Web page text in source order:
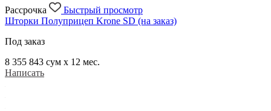
Рассрочка
Быстрый просмотр
Шторки Полуприцеп Krone SD (на заказ)
Под заказ
8 355 843 сум x 12 мес.
Написать